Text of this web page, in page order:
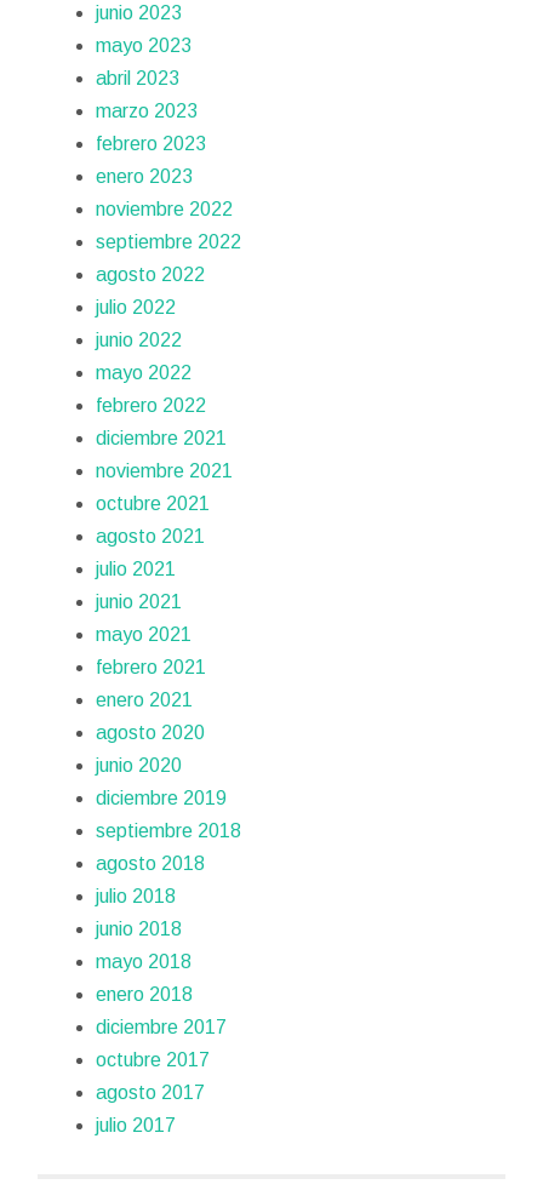
junio 2023
mayo 2023
abril 2023
marzo 2023
febrero 2023
enero 2023
noviembre 2022
septiembre 2022
agosto 2022
julio 2022
junio 2022
mayo 2022
febrero 2022
diciembre 2021
noviembre 2021
octubre 2021
agosto 2021
julio 2021
junio 2021
mayo 2021
febrero 2021
enero 2021
agosto 2020
junio 2020
diciembre 2019
septiembre 2018
agosto 2018
julio 2018
junio 2018
mayo 2018
enero 2018
diciembre 2017
octubre 2017
agosto 2017
julio 2017